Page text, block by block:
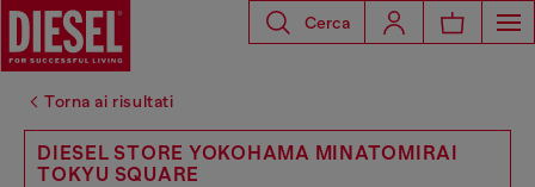
Cerca
Torna ai risultati
DIESEL STORE YOKOHAMA MINATOMIRAI
TOKYU SQUARE